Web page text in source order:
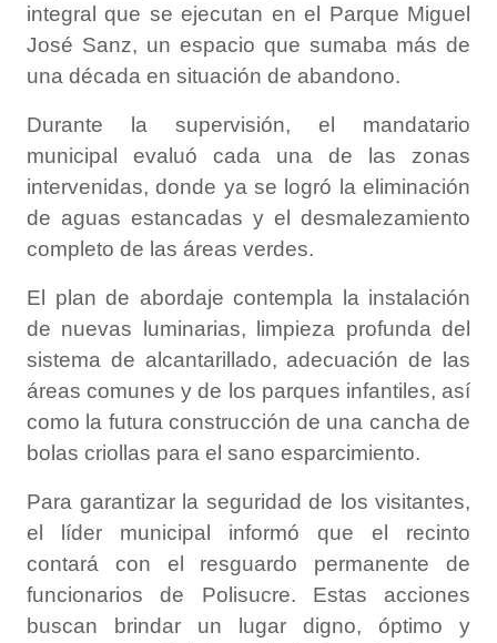
integral que se ejecutan en el Parque Miguel
José Sanz, un espacio que sumaba más de
una década en situación de abandono.
​Durante la supervisión, el mandatario
municipal evaluó cada una de las zonas
intervenidas, donde ya se logró la eliminación
de aguas estancadas y el desmalezamiento
completo de las áreas verdes.
El plan de abordaje contempla la instalación
de nuevas luminarias, limpieza profunda del
sistema de alcantarillado, adecuación de las
áreas comunes y de los parques infantiles, así
como la futura construcción de una cancha de
bolas criollas para el sano esparcimiento.
​Para garantizar la seguridad de los visitantes,
el líder municipal informó que el recinto
contará con el resguardo permanente de
funcionarios de Polisucre. Estas acciones
buscan brindar un lugar digno, óptimo y